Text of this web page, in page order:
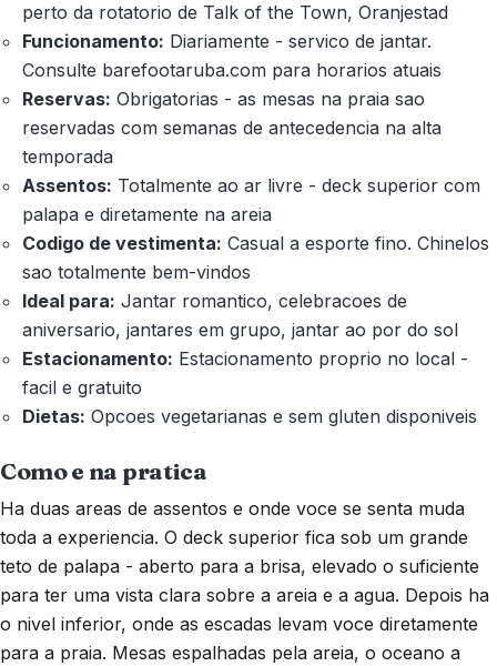
perto da rotatorio de Talk of the Town, Oranjestad
Funcionamento: Diariamente - servico de jantar.
Consulte barefootaruba.com para horarios atuais
Reservas: Obrigatorias - as mesas na praia sao
reservadas com semanas de antecedencia na alta
temporada
Assentos: Totalmente ao ar livre - deck superior com
palapa e diretamente na areia
Codigo de vestimenta: Casual a esporte fino. Chinelos
sao totalmente bem-vindos
Ideal para: Jantar romantico, celebracoes de
aniversario, jantares em grupo, jantar ao por do sol
Estacionamento: Estacionamento proprio no local -
facil e gratuito
Dietas: Opcoes vegetarianas e sem gluten disponiveis
Como e na pratica
Ha duas areas de assentos e onde voce se senta muda
toda a experiencia. O deck superior fica sob um grande
teto de palapa - aberto para a brisa, elevado o suficiente
para ter uma vista clara sobre a areia e a agua. Depois ha
o nivel inferior, onde as escadas levam voce diretamente
para a praia. Mesas espalhadas pela areia, o oceano a